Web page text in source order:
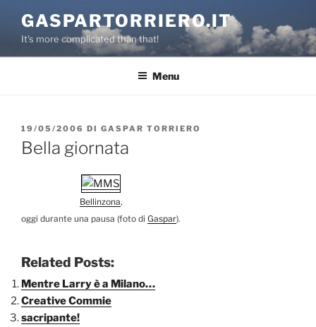
contenuto
GASPARTORRIERO.IT
It's more complicated than that!
Menu
PUBBLICATO
IL
19/05/2006 DI GASPAR TORRIERO
Bella giornata
Bellinzona,
oggi durante una pausa (foto di Gaspar).
Related Posts:
Mentre Larry è a Milano…
Creative Commie
sacripante!